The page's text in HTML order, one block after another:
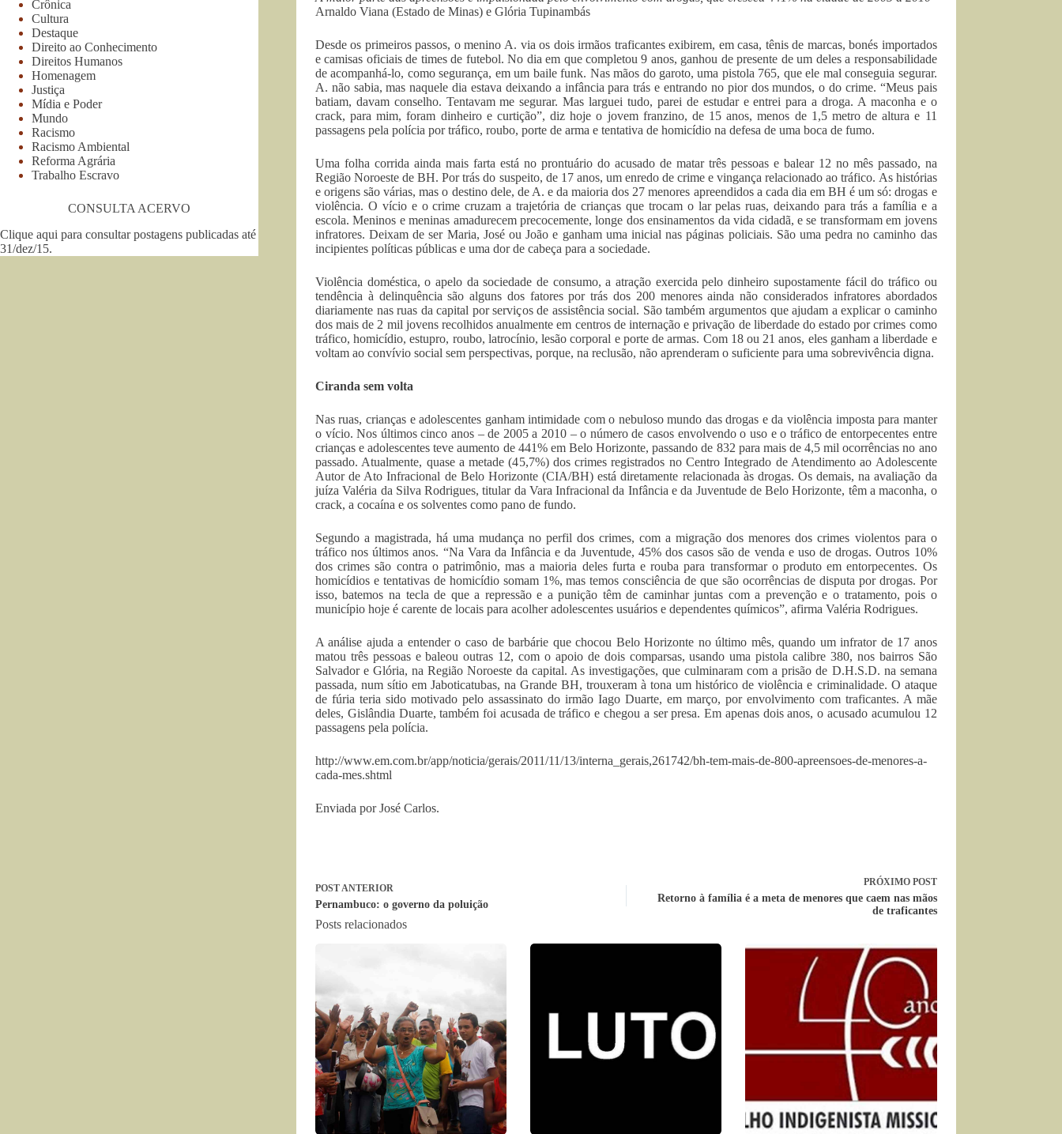
Arnaldo Viana (Estado de Minas) e Glória Tupinambás
Desde os primeiros passos, o menino A. via os dois irmãos traficantes exibirem, em casa, tênis de marcas, bonés importados
e camisas oficiais de times de futebol. No dia em que completou 9 anos, ganhou de presente de um deles a responsabilidade
de acompanhá-lo, como segurança, em um baile funk. Nas mãos do garoto, uma pistola 765, que ele mal conseguia segurar.
A. não sabia, mas naquele dia estava deixando a infância para trás e entrando no pior dos mundos, o do crime. “Meus pais
batiam, davam conselho. Tentavam me segurar. Mas larguei tudo, parei de estudar e entrei para a droga. A maconha e o
crack, para mim, foram dinheiro e curtição”, diz hoje o jovem franzino, de 15 anos, menos de 1,5 metro de altura e 11
passagens pela polícia por tráfico, roubo, porte de arma e tentativa de homicídio na defesa de uma boca de fumo.
Uma folha corrida ainda mais farta está no prontuário do acusado de matar três pessoas e balear 12 no mês passado, na
Região Noroeste de BH. Por trás do suspeito, de 17 anos, um enredo de crime e vingança relacionado ao tráfico. As histórias
e origens são várias, mas o destino dele, de A. e da maioria dos 27 menores apreendidos a cada dia em BH é um só: drogas e
violência. O vício e o crime cruzam a trajetória de crianças que trocam o lar pelas ruas, deixando para trás a família e a
escola. Meninos e meninas amadurecem precocemente, longe dos ensinamentos da vida cidadã, e se transformam em jovens
infratores. Deixam de ser Maria, José ou João e ganham uma inicial nas páginas policiais. São uma pedra no caminho das
incipientes políticas públicas e uma dor de cabeça para a sociedade.
Violência doméstica, o apelo da sociedade de consumo, a atração exercida pelo dinheiro supostamente fácil do tráfico ou
tendência à delinquência são alguns dos fatores por trás dos 200 menores ainda não considerados infratores abordados
diariamente nas ruas da capital por serviços de assistência social. São também argumentos que ajudam a explicar o caminho
dos mais de 2 mil jovens recolhidos anualmente em centros de internação e privação de liberdade do estado por crimes como
tráfico, homicídio, estupro, roubo, latrocínio, lesão corporal e porte de armas. Com 18 ou 21 anos, eles ganham a liberdade e
voltam ao convívio social sem perspectivas, porque, na reclusão, não aprenderam o suficiente para uma sobrevivência digna.
Ciranda sem volta
Nas ruas, crianças e adolescentes ganham intimidade com o nebuloso mundo das drogas e da violência imposta para manter
o vício. Nos últimos cinco anos – de 2005 a 2010 – o número de casos envolvendo o uso e o tráfico de entorpecentes entre
crianças e adolescentes teve aumento de 441% em Belo Horizonte, passando de 832 para mais de 4,5 mil ocorrências no ano
passado. Atualmente, quase a metade (45,7%) dos crimes registrados no Centro Integrado de Atendimento ao Adolescente
Autor de Ato Infracional de Belo Horizonte (CIA/BH) está diretamente relacionada às drogas. Os demais, na avaliação da
juíza Valéria da Silva Rodrigues, titular da Vara Infracional da Infância e da Juventude de Belo Horizonte, têm a maconha, o
crack, a cocaína e os solventes como pano de fundo.
Segundo a magistrada, há uma mudança no perfil dos crimes, com a migração dos menores dos crimes violentos para o
tráfico nos últimos anos. “Na Vara da Infância e da Juventude, 45% dos casos são de venda e uso de drogas. Outros 10%
dos crimes são contra o patrimônio, mas a maioria deles furta e rouba para transformar o produto em entorpecentes. Os
homicídios e tentativas de homicídio somam 1%, mas temos consciência de que são ocorrências de disputa por drogas. Por
isso, batemos na tecla de que a repressão e a punição têm de caminhar juntas com a prevenção e o tratamento, pois o
município hoje é carente de locais para acolher adolescentes usuários e dependentes químicos”, afirma Valéria Rodrigues.
A análise ajuda a entender o caso de barbárie que chocou Belo Horizonte no último mês, quando um infrator de 17 anos
matou três pessoas e baleou outras 12, com o apoio de dois comparsas, usando uma pistola calibre 380, nos bairros São
Salvador e Glória, na Região Noroeste da capital. As investigações, que culminaram com a prisão de D.H.S.D. na semana
passada, num sítio em Jaboticatubas, na Grande BH, trouxeram à tona um histórico de violência e criminalidade. O ataque
de fúria teria sido motivado pelo assassinato do irmão Iago Duarte, em março, por envolvimento com traficantes. A mãe
deles, Gislândia Duarte, também foi acusada de tráfico e chegou a ser presa. Em apenas dois anos, o acusado acumulou 12
passagens pela polícia.
http://www.em.com.br/app/noticia/gerais/2011/11/13/interna_gerais,261742/bh-tem-mais-de-800-apreensoes-de-menores-a-
cada-mes.shtml
Enviada por José Carlos.
POSTANTERIOR
Pernambuco: o governo da poluição
PRÓXIMO POST
Retorno à família é a meta de menores que caem nas mãos
de traficantes
Posts relacionados
Crônica
Cultura
Destaque
Direito ao Conhecimento
Direitos Humanos
Homenagem
Justiça
Mídia e Poder
Mundo
Racismo
Racismo Ambiental
Reforma Agrária
Trabalho Escravo
CONSULTA ACERVO
Clique aqui para consultar postagens publicadas até
31/dez/15.